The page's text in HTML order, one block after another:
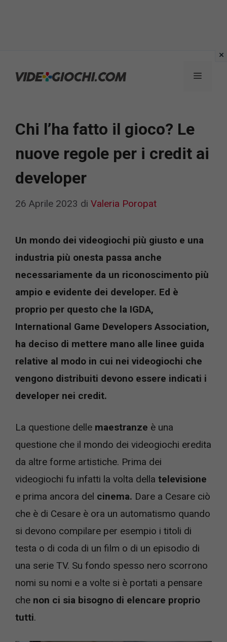
Menu
Chi l’ha fatto il gioco? Le
nuove regole per i credit ai
developer
26 Aprile 2023 di Valeria Poropat
Un mondo dei videogiochi più giusto e una
industria più onesta passa anche
necessariamente da un riconoscimento più
ampio e evidente dei developer. Ed è
proprio per questo che la IGDA,
International Game Developers Association,
ha deciso di mettere mano alle linee guida
relative al modo in cui nei videogiochi che
vengono distribuiti devono essere indicati i
developer nei credit.
La questione delle maestranze è una
questione che il mondo dei videogiochi eredita
da altre forme artistiche. Prima dei
videogiochi fu infatti la volta della televisione
e prima ancora del cinema. Dare a Cesare ciò
che è di Cesare è ora un automatismo quando
si devono compilare per esempio i titoli di
testa o di coda di un film o di un episodio di
una serie TV. Su fondo spesso nero scorrono
nomi su nomi e a volte si è portati a pensare
che non ci sia bisogno di elencare proprio
tutti.